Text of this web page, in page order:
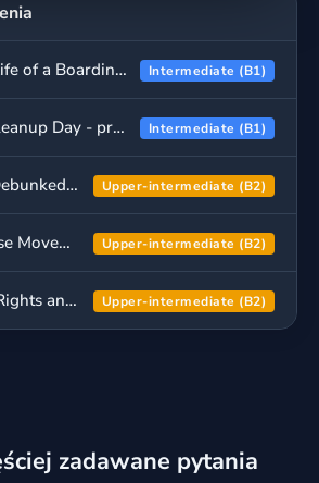
A Day in the Life of a Boarding School Student - prawda czy fałsz? Intermediate (B1)
Community Cleanup Day - prawda czy fałsz? Intermediate (B1)
Brain Myths Debunked - prawda czy fałsz? Upper-intermediate (B2)
The Tiny House Movement - prawda czy fałsz? Upper-intermediate (B2)
A Landlord's Rights and Responsibilities - prawda czy fałsz? Upper-intermediate (B2)
zadawane pytania